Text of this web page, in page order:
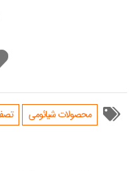
محصولات شیائومی